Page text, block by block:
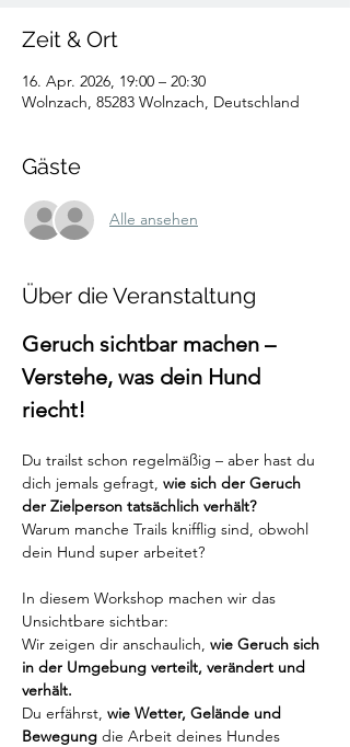
Zeit & Ort
16. Apr. 2026, 19:00 – 20:30
Wolnzach, 85283 Wolnzach, Deutschland
Gäste
Alle ansehen
Über die Veranstaltung
Geruch sichtbar machen –
Verstehe, was dein Hund
riecht!
Du trailst schon regelmäßig – aber hast du
dich jemals gefragt, wie sich der Geruch
der Zielperson tatsächlich verhält?
Warum manche Trails knifflig sind, obwohl
dein Hund super arbeitet?
In diesem Workshop machen wir das
Unsichtbare sichtbar:
Wir zeigen dir anschaulich, wie Geruch sich
in der Umgebung verteilt, verändert und
verhält.
Du erfährst, wie Wetter, Gelände und
Bewegung die Arbeit deines Hundes